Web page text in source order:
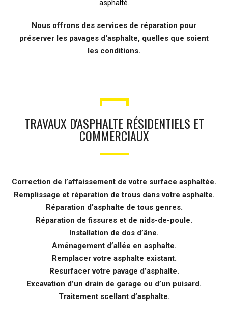
asphalté.
Nous offrons des services de réparation pour
préserver les pavages d'asphalte, quelles que soient
les conditions.
TRAVAUX D'ASPHALTE RÉSIDENTIELS ET
COMMERCIAUX
Correction de l’affaissement de votre surface asphaltée.
Remplissage et réparation de trous dans votre asphalte.
Réparation d'asphalte de tous genres.
Réparation de fissures et de nids-de-poule.
Installation de dos d’âne.
Aménagement d’allée en asphalte.
Remplacer votre asphalte existant.
Resurfacer votre pavage d’asphalte.
Excavation d’un drain de garage ou d’un puisard.
Traitement scellant d’asphalte.